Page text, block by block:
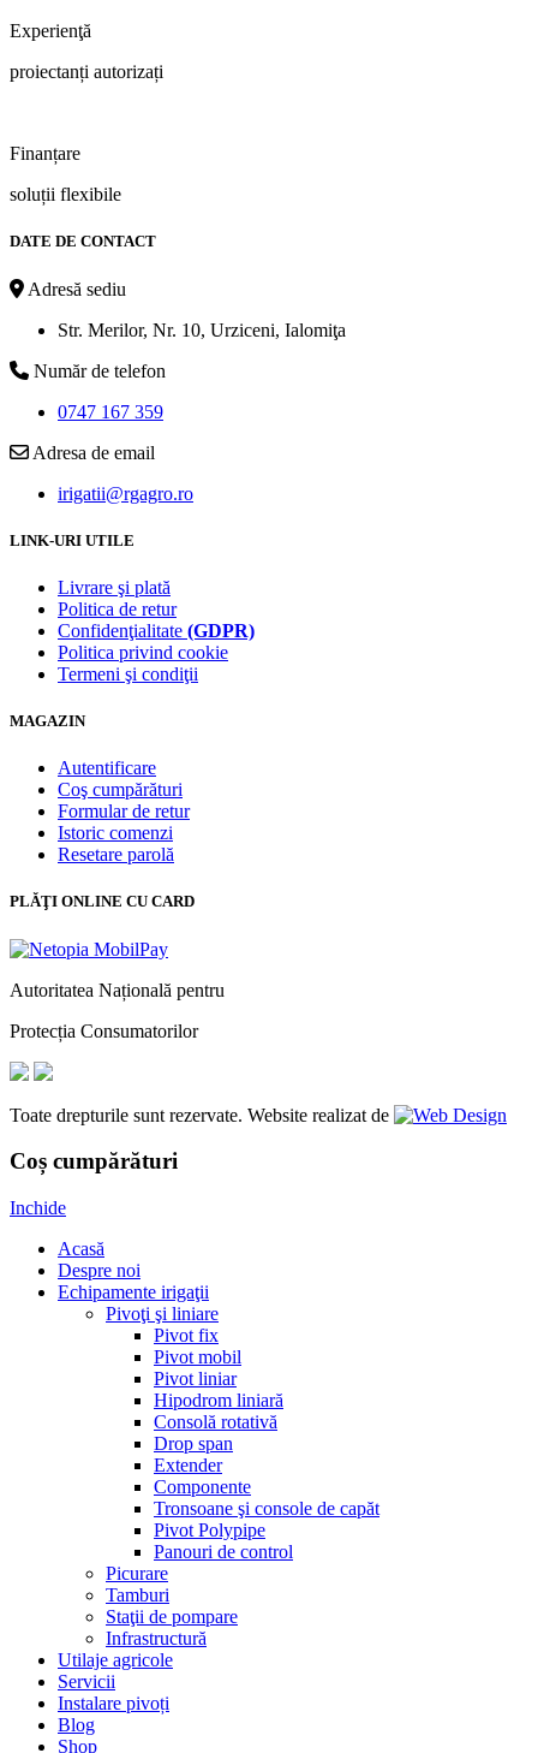
Experienţă
proiectanți autorizați
Finanțare
soluții flexibile
DATE DE CONTACT
Adresă sediu
Str. Merilor, Nr. 10, Urziceni, Ialomiţa
Număr de telefon
0747 167 359
Adresa de email
irigatii@rgagro.ro
LINK-URI UTILE
Livrare şi plată
Politica de retur
Confidenţialitate (GDPR)
Politica privind cookie
Termeni şi condiţii
MAGAZIN
Autentificare
Coş cumpărături
Formular de retur
Istoric comenzi
Resetare parolă
PLĂŢI ONLINE CU CARD
Autoritatea Națională pentru
Protecția Consumatorilor
Toate drepturile sunt rezervate. Website realizat de
Coș cumpărături
Inchide
Acasă
Despre noi
Echipamente irigaţii
Pivoţi şi liniare
Pivot fix
Pivot mobil
Pivot liniar
Hipodrom liniară
Consolă rotativă
Drop span
Extender
Componente
Tronsoane şi console de capăt
Pivot Polypipe
Panouri de control
Picurare
Tamburi
Staţii de pompare
Infrastructură
Utilaje agricole
Servicii
Instalare pivoți
Blog
Shop